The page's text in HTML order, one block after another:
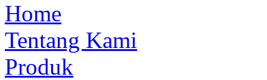
Home
Tentang Kami
Produk